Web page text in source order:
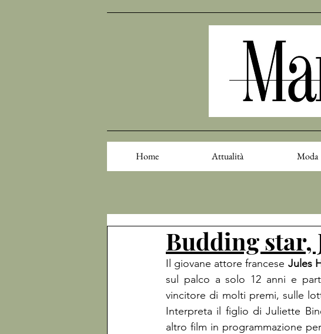
Home Attualità Moda
Budding star,
Il giovane attore francese Jules
sul palco a solo 12 anni e
vincitore di molti premi, sulle
Interpreta il figlio di Juliette
altro film in programmazione